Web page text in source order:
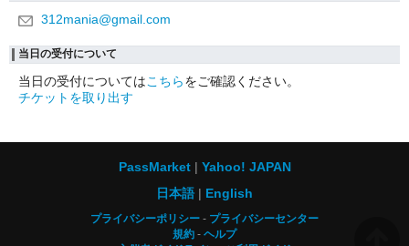
312mania@gmail.com
当日の受付について
当日の受付についてはこちらをご確認ください。
チケットを取り出す
PassMarket
Yahoo! JAPAN
日本語
English
プライバシーポリシー
プライバシーセンター
規約
ヘルプ